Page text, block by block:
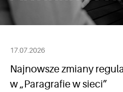
17.07.2026
Najnowsze zmiany
w „Paragrafie w sieci”